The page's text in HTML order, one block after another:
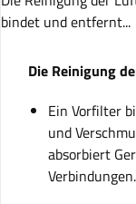
bindet und entfernt...
Die Reinigung
Ein Vorfilter
und
absorbiert
Verbindungen.